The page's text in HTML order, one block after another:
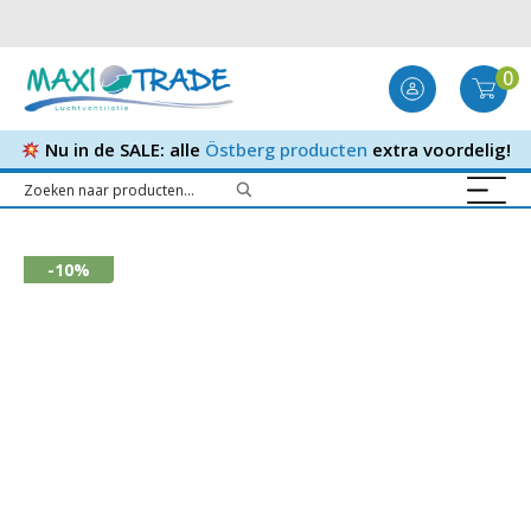
0
Nu in de SALE: alle Östberg producten extra voordelig!
-10%